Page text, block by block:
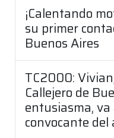
¡Calentando
su primer
Buenos Aires
TC2000:
Callejero de
entusiasma,
convocante del